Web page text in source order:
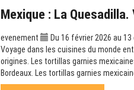
Mexique : La
evenement
Du 16 février 2026 au
Voyage dans les cuisines du monde
origines. Les tortillas garnies
Bordeaux. Les tortillas garnies